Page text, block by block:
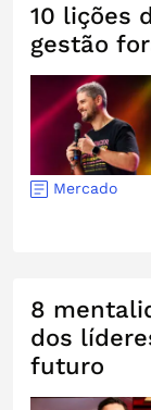
10 lições
gestão
Mercado
8
dos
futuro